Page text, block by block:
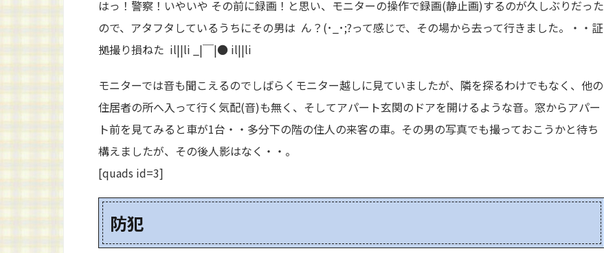
はっ！警察！いやいや その前に録画！と思い、モニターの操作で録画(静止画)するのが久しぶりだった
ので、アタフタしているうちにその男は ん？(･_･;?って感じで、その場から去って行きました。・・証
拠撮り損ねた il||li _|￣|● il||li
モニターでは音も聞こえるのでしばらくモニター越しに見ていましたが、隣を探るわけでもなく、他の
住居者の所へ入って行く気配(音)も無く、そしてアパート玄関のドアを開けるような音。窓からアパー
ト前を見てみると車が1台・・多分下の階の住人の来客の車。その男の写真でも撮っておこうかと待ち
構えましたが、その後人影はなく・・。
[quads id=3]
防犯